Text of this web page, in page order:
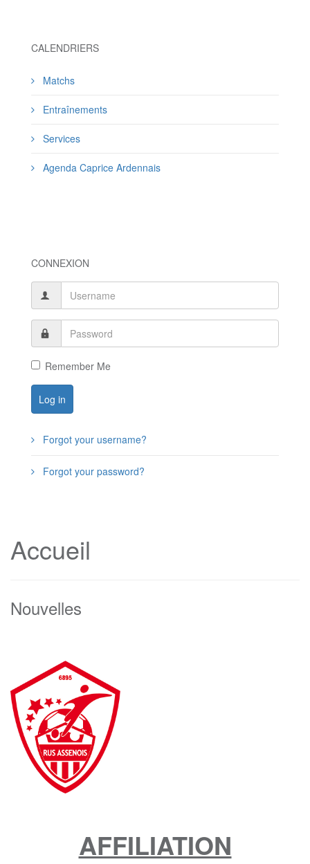
CALENDRIERS
Matchs
Entraînements
Services
Agenda Caprice Ardennais
CONNEXION
Remember Me
Log in
Forgot your username?
Forgot your password?
Accueil
Nouvelles
AFFILIATION